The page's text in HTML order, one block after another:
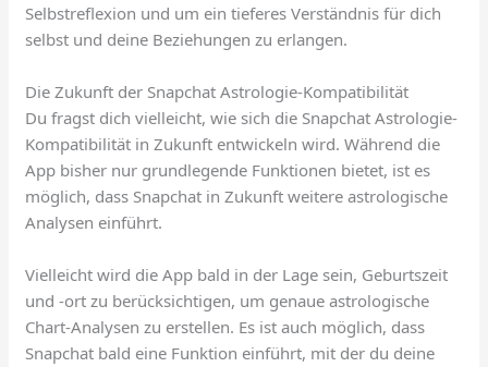
Selbstreflexion und um ein tieferes Verständnis für dich
selbst und deine Beziehungen zu erlangen.
Die Zukunft der Snapchat Astrologie-Kompatibilität
Du fragst dich vielleicht, wie sich die Snapchat Astrologie-
Kompatibilität in Zukunft entwickeln wird. Während die
App bisher nur grundlegende Funktionen bietet, ist es
möglich, dass Snapchat in Zukunft weitere astrologische
Analysen einführt.
Vielleicht wird die App bald in der Lage sein, Geburtszeit
und -ort zu berücksichtigen, um genaue astrologische
Chart-Analysen zu erstellen. Es ist auch möglich, dass
Snapchat bald eine Funktion einführt, mit der du deine